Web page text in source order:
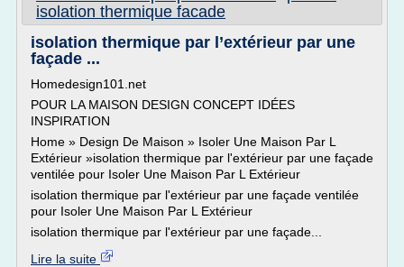
isolation thermique facade
isolation thermique par l’extérieur par une
façade ...
Homedesign101.net
POUR LA MAISON DESIGN CONCEPT IDÉES
INSPIRATION
Home » Design De Maison » Isoler Une Maison Par L
Extérieur »isolation thermique par l'extérieur par une façade
ventilée pour Isoler Une Maison Par L Extérieur
isolation thermique par l'extérieur par une façade ventilée
pour Isoler Une Maison Par L Extérieur
isolation thermique par l'extérieur par une façade...
Lire la suite